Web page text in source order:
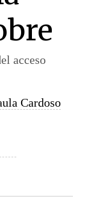
acceso
Cardoso